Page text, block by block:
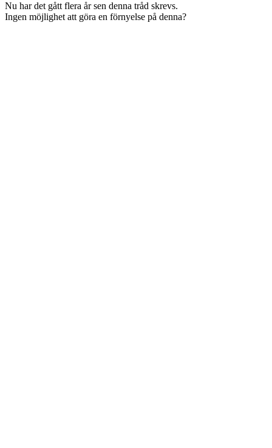
Nu har det gått flera år sen denna tråd skrevs.
Ingen möjlighet att göra en förnyelse på denna?